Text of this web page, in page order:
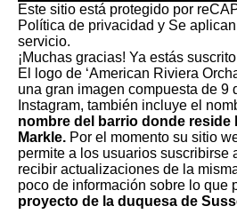
Este sitio está protegido por
Política de privacidad y Se
servicio.
¡Muchas gracias! Ya estás
El logo de ‘American Riviera
una gran imagen compuesta de 9
Instagram, también incluye el
nombre del barrio donde reside
Markle. Por el momento su sitio
permite a los usuarios suscribirse
recibir actualizaciones de la
poco de información sobre lo que
proyecto de la duquesa de